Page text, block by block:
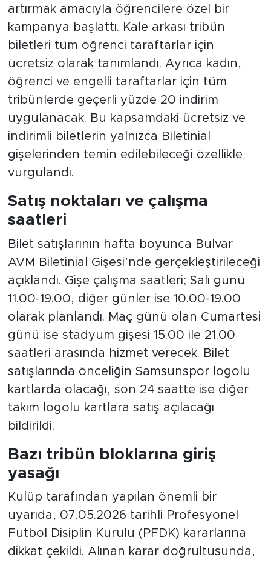
artırmak amacıyla öğrencilere özel bir
kampanya başlattı. Kale arkası tribün
biletleri tüm öğrenci taraftarlar için
ücretsiz olarak tanımlandı. Ayrıca kadın,
öğrenci ve engelli taraftarlar için tüm
tribünlerde geçerli yüzde 20 indirim
uygulanacak. Bu kapsamdaki ücretsiz ve
indirimli biletlerin yalnızca Biletinial
gişelerinden temin edilebileceği özellikle
vurgulandı.
Satış noktaları ve çalışma
saatleri
Bilet satışlarının hafta boyunca Bulvar
AVM Biletinial Gişesi’nde gerçekleştirileceği
açıklandı. Gişe çalışma saatleri; Salı günü
11.00-19.00, diğer günler ise 10.00-19.00
olarak planlandı. Maç günü olan Cumartesi
günü ise stadyum gişesi 15.00 ile 21.00
saatleri arasında hizmet verecek. Bilet
satışlarında önceliğin Samsunspor logolu
kartlarda olacağı, son 24 saatte ise diğer
takım logolu kartlara satış açılacağı
bildirildi.
Bazı tribün bloklarına giriş
yasağı
Kulüp tarafından yapılan önemli bir
uyarıda, 07.05.2026 tarihli Profesyonel
Futbol Disiplin Kurulu (PFDK) kararlarına
dikkat çekildi. Alınan karar doğrultusunda,